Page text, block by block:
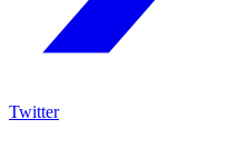
Twitter